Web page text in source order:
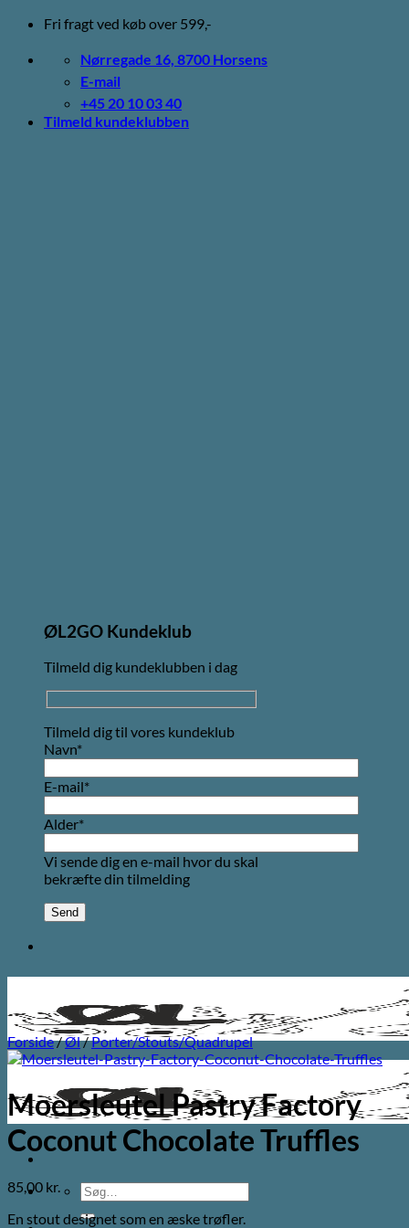
Fortsæt
indhold
Fri fragt ved køb over 599,-
Nørregade 16, 8700 Horsens
E-mail
+45 20 10 03 40
Tilmeld kundeklubben
ØL2GO Kundeklub
Tilmeld dig kundeklubben i dag
Tilmeld dig til vores kundeklub
Navn*
E-mail*
Alder*
Vi sende dig en e-mail hvor du skal
bekræfte din tilmelding
Søg
efter:
Forside/Øl/Porter/Stouts/Quadrupel
Moersleutel Pastry Factory
Coconut Chocolate Truffles
85,00 kr.
En stout designet som en æske trøfler.